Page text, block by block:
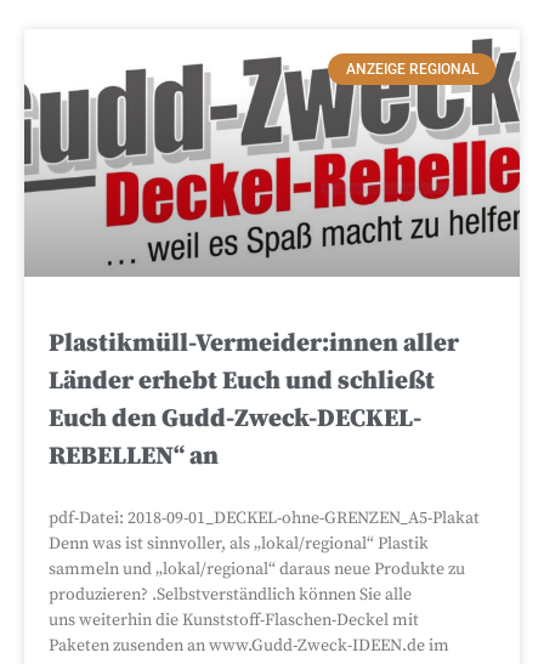
ANZEIGE REGIONAL
Plastikmüll-Vermeider:innen aller
Länder erhebt Euch und schließt
Euch den Gudd-Zweck-DECKEL-
REBELLEN“ an
pdf-Datei: 2018-09-01_DECKEL-ohne-GRENZEN_A5-Plakat
Denn was ist sinnvoller, als „lokal/regional“ Plastik
sammeln und „lokal/regional“ daraus neue Produkte zu
produzieren? .Selbstverständlich können Sie alle
uns weiterhin die Kunststoff-Flaschen-Deckel mit
Paketen zusenden an www.Gudd-Zweck-IDEEN.de im